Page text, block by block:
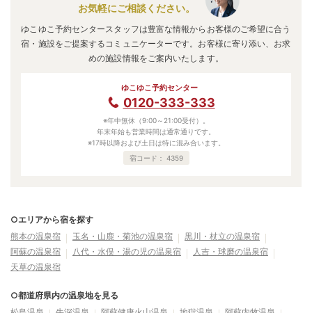
お気軽にご相談ください。
ゆこゆこ予約センタースタッフは豊富な情報からお客様のご希望に合う
宿・施設をご提案するコミュニケーターです。お客様に寄り添い、お求
めの施設情報をご案内いたします。
ゆこゆこ予約センター
0120-333-333
※年中無休（9:00～21:00受付）。
年末年始も営業時間は通常通りです。
※17時以降および土日は特に混み合います。
宿コード： 4359
○エリアから宿を探す
熊本の温泉宿
玉名・山鹿・菊池の温泉宿
黒川・杖立の温泉宿
阿蘇の温泉宿
八代・水俣・湯の児の温泉宿
人吉・球磨の温泉宿
天草の温泉宿
○都道府県内の温泉地を見る